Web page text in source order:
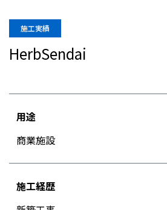
施工実績
HerbSendai
用途
商業施設
施工経歴